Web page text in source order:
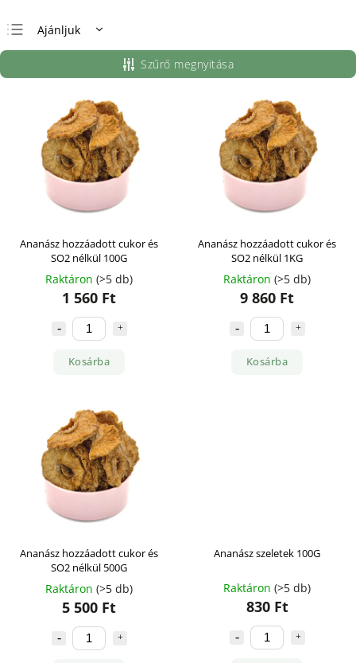
Ajánljuk
Legolcsóbb elöl
Legdrágább
Legnépszerűbb
termékek
ABC szerint
Szűrő megnyitása
Ananász hozzáadott cukor és
SO2 nélkül 100G
Raktáron (>5 db)
1 560 Ft
Kosárba
Ananász hozzáadott cukor és
SO2 nélkül 1KG
Raktáron (>5 db)
9 860 Ft
Kosárba
Ananász hozzáadott cukor és
SO2 nélkül 500G
Raktáron (>5 db)
5 500 Ft
Ananász szeletek 100G
Raktáron (>5 db)
830 Ft